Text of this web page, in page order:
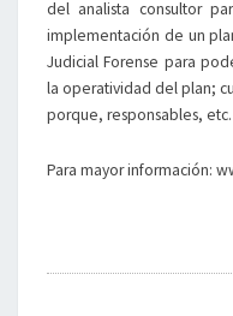
del analista consultor
implementación de un
Judicial Forense para
la operatividad del plan;
porque, responsables, etc.
Para mayor información: